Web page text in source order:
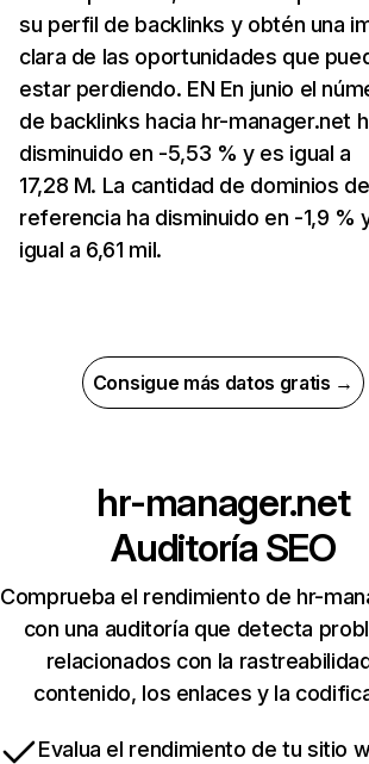
su perfil de backlinks y obtén una
clara de las oportunidades que
estar perdiendo. EN En junio el
de backlinks hacia hr-manager.net
disminuido en -5,53 % y es igual a
17,28 M. La cantidad de dominios de
referencia ha disminuido en -1,9 %
igual a 6,61 mil.
Consigue más datos gratis →
hr-manager.net
Auditoría SEO
Comprueba el rendimiento de hr-
con una auditoría que detecta
relacionados con la
contenido, los enlaces y la
Evalua el rendimiento de tu sitio